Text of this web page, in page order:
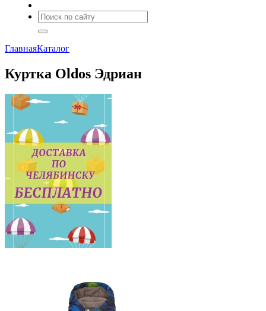
ГлавнаяКаталог
Куртка Oldos Эдриан